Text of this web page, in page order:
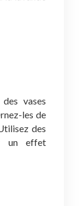
vases
les de
des
un effet